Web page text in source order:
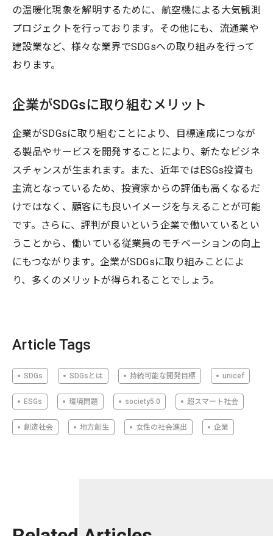
の温暖化現象を解明するために、航空機による大気観測
プロジェクトを行っております。その他にも、流通業や
建設業など、様々な業界でSDGsへの取り組みを行って
おります。
企業がSDGsに取り組むメリット
企業がSDGsに取り組むことにより、目標達成につなが
る製品やサービスを開発することにより、新たなビジネ
スチャンスが生まれます。また、近年ではESGs投資も
主流となっているため、投資家からの評価も高くなるだ
けではなく、顧客にも良いイメージを与えることが可能
です。さらに、評判が良いという企業で働いているとい
うことから、働いている従業員のモチベーションの向上
にもつながります。企業がSDGsに取り組みことによ
り、多くのメリットが得られることでしょう。
Article Tags
SDGs SDGsとは 持続可能な開発目標 unicef
ESGs 環境問題 society5.0 超スマート社会
創造社会 地方創生 女性の社会進出 企業